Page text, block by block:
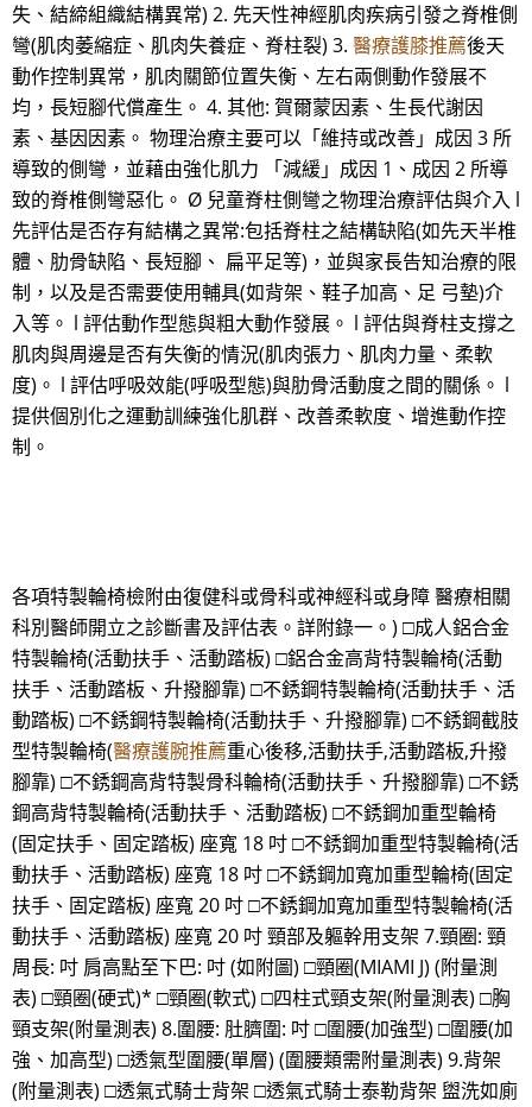
失、結締組織結構異常) 2. 先天性神經肌肉疾病引發之脊椎側
彎(肌肉萎縮症、肌肉失養症、脊柱裂) 3. 醫療護膝推薦後天
動作控制異常，肌肉關節位置失衡、左右兩側動作發展不
均，長短腳代償產生。 4. 其他: 賀爾蒙因素、生長代謝因
素、基因因素。 物理治療主要可以「維持或改善」成因 3 所
導致的側彎，並藉由強化肌力 「減緩」成因 1、成因 2 所導
致的脊椎側彎惡化。 Ø 兒童脊柱側彎之物理治療評估與介入 l
先評估是否存有結構之異常:包括脊柱之結構缺陷(如先天半椎
體、肋骨缺陷、長短腳、 扁平足等)，並與家長告知治療的限
制，以及是否需要使用輔具(如背架、鞋子加高、足 弓墊)介
入等。 l 評估動作型態與粗大動作發展。 l 評估與脊柱支撐之
肌肉與周邊是否有失衡的情況(肌肉張力、肌肉力量、柔軟
度)。 l 評估呼吸效能(呼吸型態)與肋骨活動度之間的關係。 l
提供個別化之運動訓練強化肌群、改善柔軟度、增進動作控
制。
各項特製輪椅檢附由復健科或骨科或神經科或身障 醫療相關
科別醫師開立之診斷書及評估表。詳附錄一。) □成人鋁合金
特製輪椅(活動扶手、活動踏板) □鋁合金高背特製輪椅(活動
扶手、活動踏板、升撥腳靠) □不銹鋼特製輪椅(活動扶手、活
動踏板) □不銹鋼特製輪椅(活動扶手、升撥腳靠) □不銹鋼截肢
型特製輪椅(醫療護腕推薦重心後移,活動扶手,活動踏板,升撥
腳靠) □不銹鋼高背特製骨科輪椅(活動扶手、升撥腳靠) □不銹
鋼高背特製輪椅(活動扶手、活動踏板) □不銹鋼加重型輪椅
(固定扶手、固定踏板) 座寬 18 吋 □不銹鋼加重型特製輪椅(活
動扶手、活動踏板) 座寬 18 吋 □不銹鋼加寬加重型輪椅(固定
扶手、固定踏板) 座寬 20 吋 □不銹鋼加寬加重型特製輪椅(活
動扶手、活動踏板) 座寬 20 吋 頸部及軀幹用支架 7.頸圈: 頸
周長: 吋 肩高點至下巴: 吋 (如附圖) □頸圈(MIAMI J) (附量測
表) □頸圈(硬式)* □頸圈(軟式) □四柱式頸支架(附量測表) □胸
頸支架(附量測表) 8.圍腰: 肚臍圍: 吋 □圍腰(加強型) □圍腰(加
強、加高型) □透氣型圍腰(單層) (圍腰類需附量測表) 9.背架
(附量測表) □透氣式騎士背架 □透氣式騎士泰勒背架 盥洗如廁